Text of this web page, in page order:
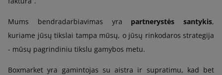
Mums bendradarbiavimas yra partnerystės santykis,
kuriame jūsų tikslai tampa mūsų, o jūsų rinkodaros strategija
- mūsų pagrindiniu tikslu gamybos metu.
Boxmarket yra gamintojas su aistra ir supratimu, kad bet